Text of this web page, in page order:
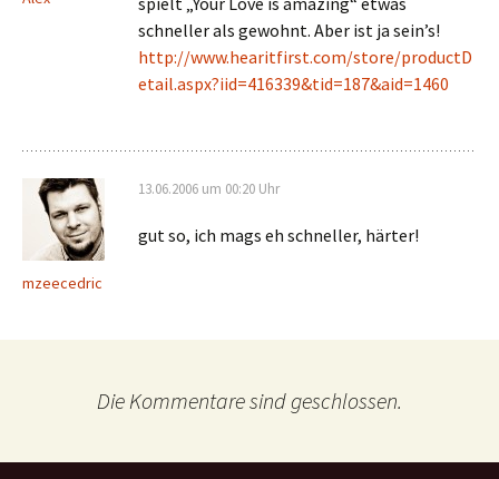
schneller als gewohnt. Aber ist ja sein’s!
http://www.hearitfirst.com/store/productD
etail.aspx?iid=416339&tid=187&aid=1460
mzeecedric
13.06.2006 um 00:20 Uhr
gut so, ich mags eh schneller, härter!
Die Kommentare sind geschlossen.